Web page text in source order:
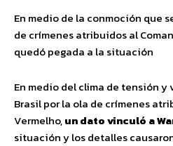
En medio de la conmoción que
de crímenes atribuidos al
quedó pegada a la situación
En medio del clima de tensión
Brasil por la ola de crímenes
Vermelho,un dato vinculó a
situación y los detalles